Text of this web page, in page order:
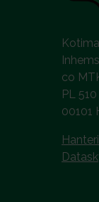
co
PL 510
00101